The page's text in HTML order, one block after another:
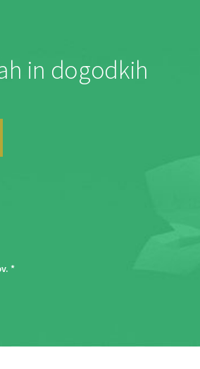
in dogodkih
. *